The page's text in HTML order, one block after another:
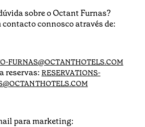
sobre o Octant Furnas?
contacto connosco através de:
FURNAS@OCTANTHOTELS.COM
reservas:RESERVATIONS-
para marketing: